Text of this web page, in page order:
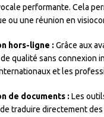
performante. Cela
ou une réunion en
hors-ligne : Grâce aux
qualité sans connexion
et les
de documents : Les
traduire directement